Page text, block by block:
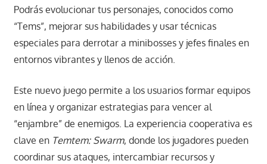
Podrás evolucionar tus personajes, conocidos como
“Tems”, mejorar sus habilidades y usar técnicas
especiales para derrotar a minibosses y jefes finales en
entornos vibrantes y llenos de acción.
Este nuevo juego permite a los usuarios formar equipos
en línea y organizar estrategias para vencer al
“enjambre” de enemigos. La experiencia cooperativa es
clave en Temtem: Swarm, donde los jugadores pueden
coordinar sus ataques, intercambiar recursos y